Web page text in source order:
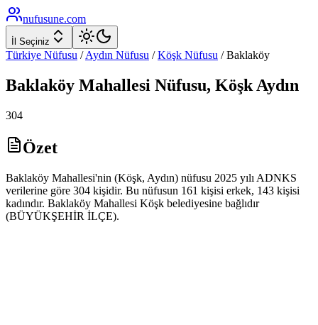
nufusune.com
İl Seçiniz
Türkiye Nüfusu / Aydın Nüfusu / Köşk Nüfusu /Baklaköy
Baklaköy Mahallesi Nüfusu, Köşk Aydın
304
Özet
Baklaköy Mahallesi'nin (Köşk, Aydın) nüfusu 2025 yılı ADNKS
verilerine göre 304 kişidir. Bu nüfusun 161 kişisi erkek, 143 kişisi
kadındır. Baklaköy Mahallesi Köşk belediyesine bağlıdır
(BÜYÜKŞEHİR İLÇE).